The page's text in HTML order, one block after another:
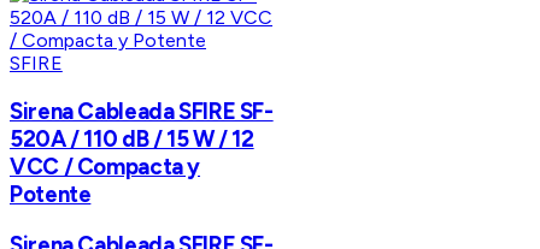
SFIRE
Sirena Cableada SFIRE SF-
520A / 110 dB / 15 W / 12
VCC / Compacta y
Potente